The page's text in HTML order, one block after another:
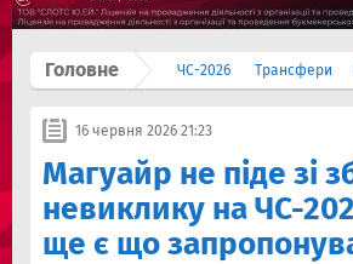
Головне ЧС-2026 Трансфери
16 червня 2026 21:23
Магуайр не піде зі
невиклику на ЧС-
ще є що